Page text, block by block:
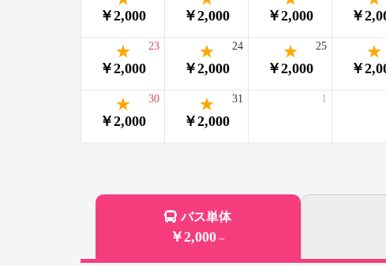
￥2,000 ￥2,000 ￥2,000 ￥
￥2,000
23
￥2,000
24
￥2,000
25
￥
￥2,000
30
￥2,000
31 1
バス単体
￥2,000 ～